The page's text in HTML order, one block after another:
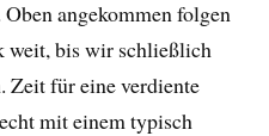
angekommen folgen
weit, bis wir schließlich
Zeit für eine verdiente
mit einem typisch